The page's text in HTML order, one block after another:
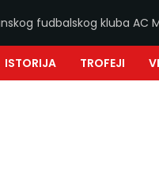
fudbalskog kluba AC
ISTORIJA TROFEJI